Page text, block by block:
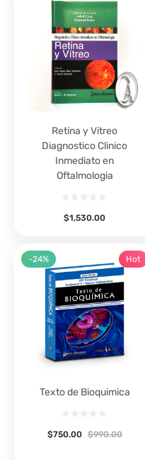
Retina y Vitreo
Diagnostico Clinico
Inmediato en
Oftalmologia
$1,530.00
Texto de Bioquimica
$990.00
$750.00
-24% Hot